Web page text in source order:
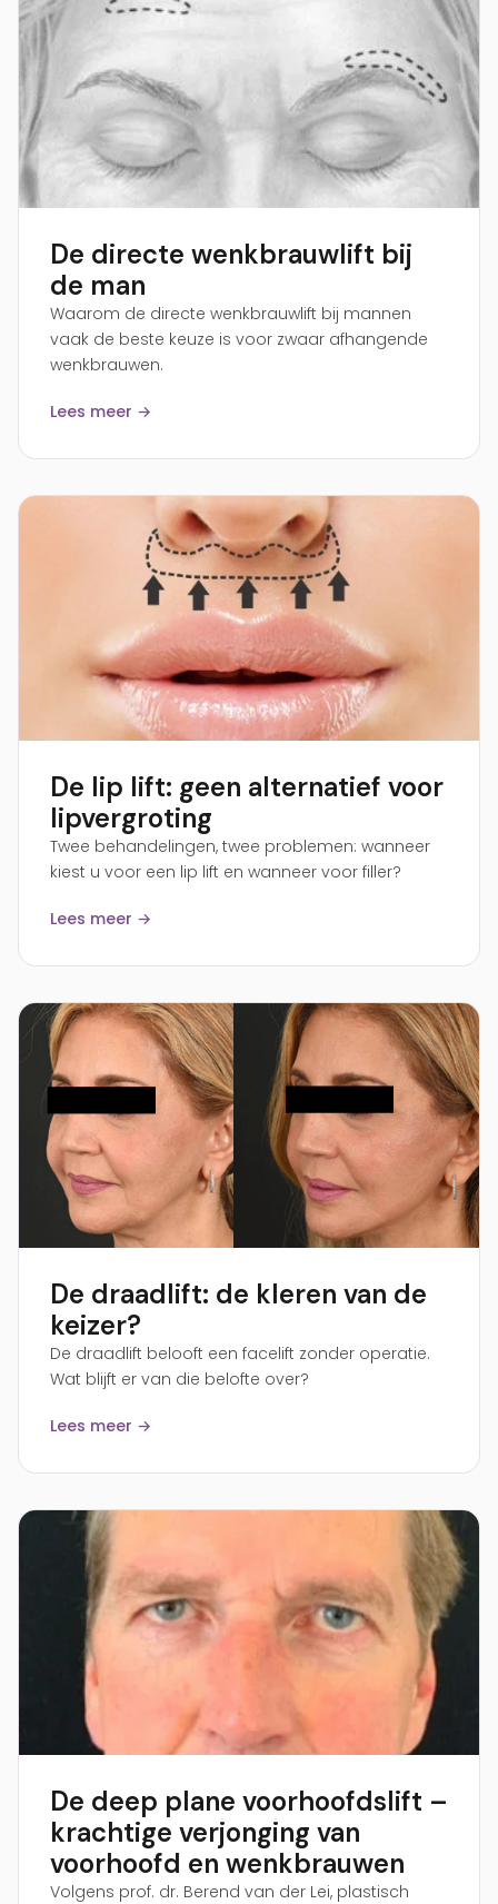
De directe wenkbrauwlift bij
de man
Waarom de directe wenkbrauwlift bij mannen
vaak de beste keuze is voor zwaar afhangende
wenkbrauwen.
Lees meer →
De lip lift: geen alternatief voor
lipvergroting
Twee behandelingen, twee problemen: wanneer
kiest u voor een lip lift en wanneer voor filler?
Lees meer →
De draadlift: de kleren van de
keizer?
De draadlift belooft een facelift zonder operatie.
Wat blijft er van die belofte over?
Lees meer →
De deep plane voorhoofdslift –
krachtige verjonging van
voorhoofd en wenkbrauwen
Volgens prof. dr. Berend van der Lei, plastisch